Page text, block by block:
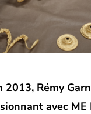
2013, Rémy
avec